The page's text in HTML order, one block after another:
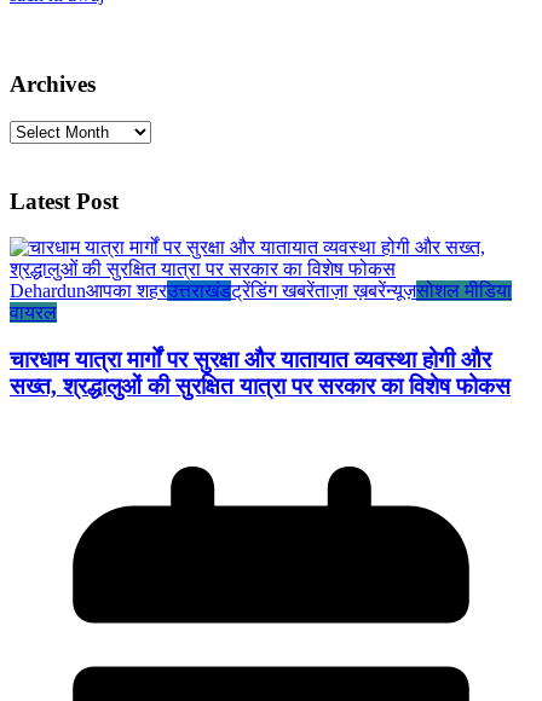
Archives
Archives
Latest Post
Dehardunआपका शहरउत्तराखंडट्रेंडिंग खबरेंताज़ा ख़बरेंन्यूज़सोशल मीडिया
वायरल
चारधाम यात्रा मार्गों पर सुरक्षा और यातायात व्यवस्था होगी और
सख्त, श्रद्धालुओं की सुरक्षित यात्रा पर सरकार का विशेष फोकस